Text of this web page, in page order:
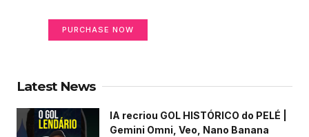
PURCHASE NOW
Latest News
IA recriou GOL HISTÓRICO do PELÉ |
Gemini Omni, Veo, Nano Banana